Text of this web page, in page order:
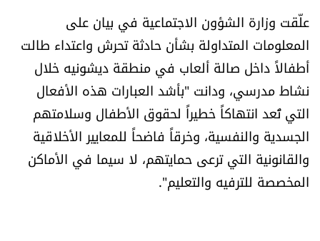
كتّابنا
تحت المجهر
آراء
اقتصاد
العالم
علّقت وزارة الشؤون الاجتماعية في بيان على
المعلومات المتداولة بشأن حادثة تحرش واعتداء طالت
أطفالاً داخل صالة ألعاب في منطقة ديشونيه خلال
نشاط مدرسي، ودانت "بأشد العبارات هذه الأفعال
التي تُعد انتهاكاً خطيراً لحقوق الأطفال وسلامتهم
الجسدية والنفسية، وخرقاً فاضحاً للمعايير الأخلاقية
والقانونية التي ترعى حمايتهم، لا سيما في الأماكن
المخصصة للترفيه والتعليم".